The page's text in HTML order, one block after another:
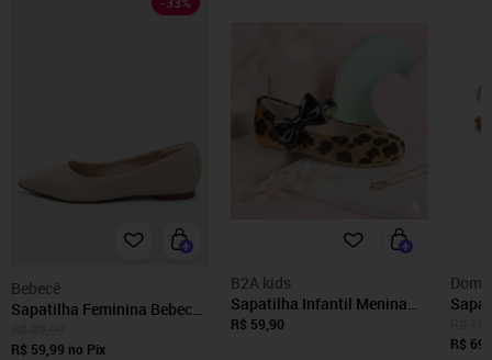
Bebecê
Sapatilha Feminina Bebecê
R$ 59,99 no Pix
B2A kids
Sapatilha Infantil Menina
Animal Print Onça
R$ 59,90
Laço
R$